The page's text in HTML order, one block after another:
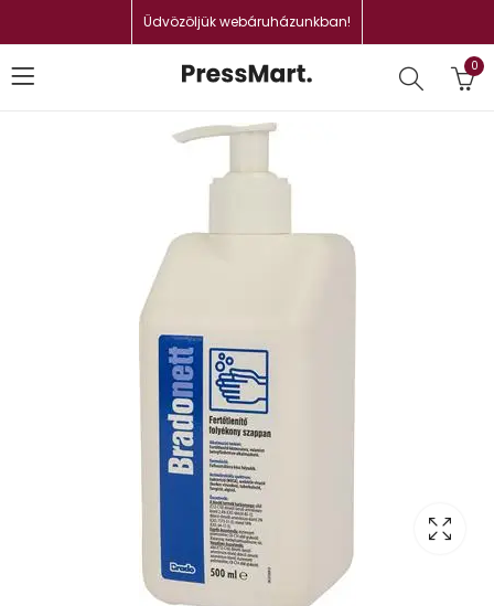
Üdvözöljük webáruházunkban!
0